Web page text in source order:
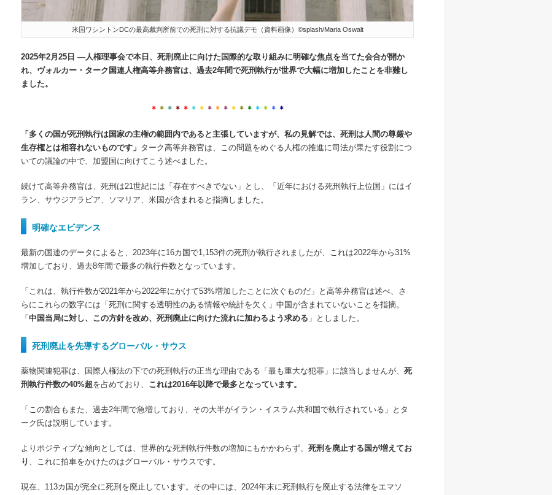
米国ワシントンDCの最高裁判所前での死刑に対する抗議デモ（資料画像）©splash/Maria Oswalt
2025年2月 25 日 —人権理事会で本日、死刑廃止に向けた国際的な取り組みに明確な焦点を当てた会合が開か
れ、ヴォルカー・ターク国連人権高等弁務官は、過去2年間で死刑執行が世界で大幅に増加したことを非難し
ました。
＊ ＊ ＊ ＊ ＊ ＊ ＊ ＊ ＊ ＊ ＊ ＊ ＊ ＊ ＊ ＊ ＊
「多くの国が死刑執行は国家の主権の範囲内であると主張していますが、私の見解では、死刑は人間の尊厳や
生存権とは相容れないものです」 ターク高等弁務官は、この問題をめぐる人権の推進に司法が果たす役割につ
いての議論の中で、加盟国に向けてこう述べました。
続けて高等弁務官は、死刑は21世紀には「存在すべきでない」とし、「近年における死刑執行上位国」にはイ
ラン、サウジアラビア、ソマリア、米国が含まれると指摘しました。
明確なエビデンス
最新の国連のデータによると、 2023年に16カ国で1,153件の死刑が執行されましたが、これは2022年から31%
増加しており、過去8年間で最多の執行件数となっています。
「これは、執行件数が2021年から2022年にかけて53%増加したことに次ぐものだ」と高等弁務官は述べ、さ
らにこれらの数字には「死刑に関する透明性のある情報や統計を欠く」中国が含まれていないことを指摘。
「 中国当局に対し、この方針を改め、死刑廃止に向けた流れに加わるよう求める 」としました。
死刑廃止を先導するグローバル・サウス
薬物関連犯罪は、国際人権法の下での死刑執行の正当な理由である「最も重大な犯罪」に該当しませんが、 死
刑執行件数の40%超を占めており、 これは2016年以降で最多となっています。
「この割合もまた、過去2年間で急増しており、その大半がイラン・イスラム共和国で執行されている」とタ
ーク氏は説明しています。
よりポジティブな傾向としては、世界的な死刑執行件数の増加にもかかわらず、 死刑を廃止する国が増えてお
り 、これに拍車をかけたのはグローバル・サウスです。
現在、 113カ国が完全に死刑を廃止しています。その中には、 2024年末に死刑執行を廃止する法律をエマソ